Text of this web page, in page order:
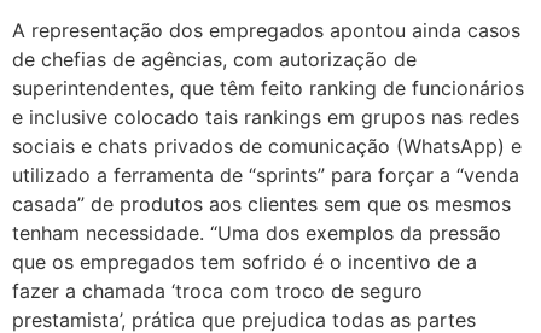
A representação dos empregados apontou ainda casos
de chefias de agências, com autorização de
superintendentes, que têm feito ranking de funcionários
e inclusive colocado tais rankings em grupos nas redes
sociais e chats privados de comunicação (WhatsApp) e
utilizado a ferramenta de “sprints” para forçar a “venda
casada” de produtos aos clientes sem que os mesmos
tenham necessidade. “Uma dos exemplos da pressão
que os empregados tem sofrido é o incentivo de a
fazer a chamada ‘troca com troco de seguro
prestamista’, prática que prejudica todas as partes